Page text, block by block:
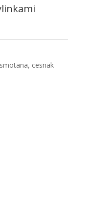
cesnak